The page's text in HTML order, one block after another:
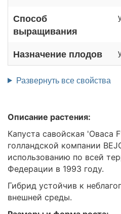
Способ
выращивания
Назначение плодов
Развернуть все свойства
Описание растения:
Капуста савойская 'Оваса
голландской компании
использованию по всей
Федерации в 1993 году.
Гибрид устойчив к
внешней среды.